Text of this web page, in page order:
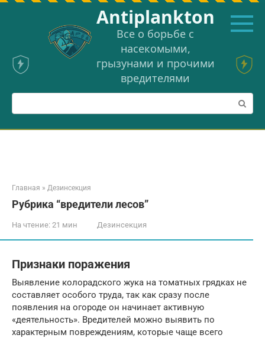
Перейти
Аntiplankton
Все о борьбе с
насекомыми,
грызунами и прочими
вредителями
Поиск:
Главная » Дезинсекция
Рубрика “вредители лесов”
На чтение: 21 мин Дезинсекция
Признаки поражения
Выявление колорадского жука на томатных грядках не
составляет особого труда, так как сразу после
появления на огороде он начинает активную
«деятельность». Вредителей можно выявить по
характерным повреждениям, которые чаще всего